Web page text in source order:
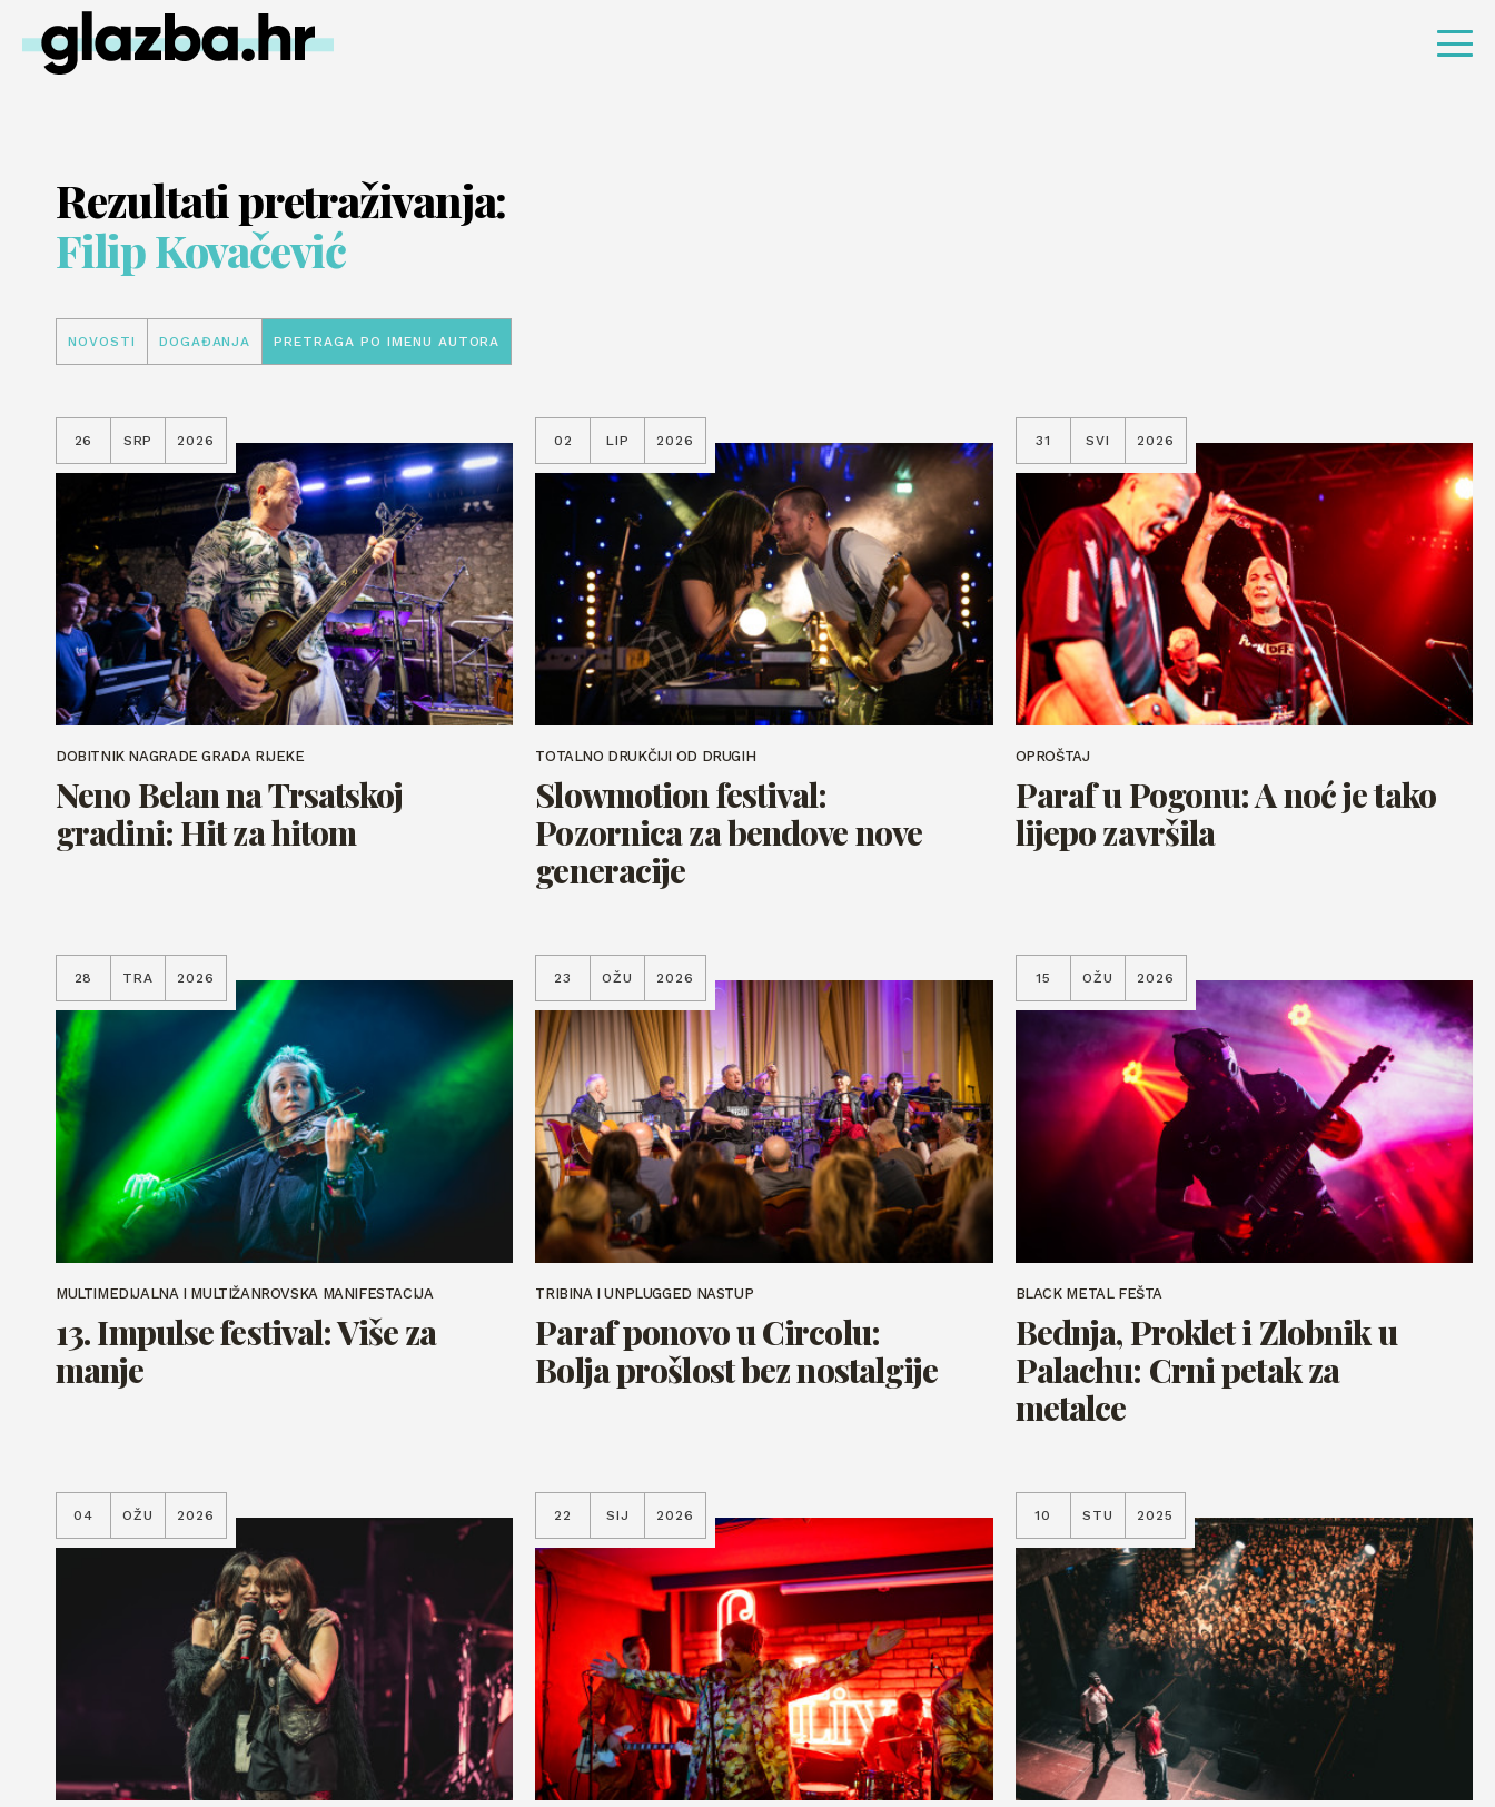
Rezultati pretraživanja:
Filip Kovačević
NOVOSTI DOGAĐANJA PRETRAGA PO IMENU AUTORA
26 SRP 2026
DOBITNIK NAGRADE GRADA RIJEKE
Neno Belan na Trsatskoj
gradini: Hit za hitom
02 LIP 2026
TOTALNO DRUKČIJI OD DRUGIH
Slowmotion festival:
Pozornica za bendove nove
generacije
31 SVI 2026
OPROŠTAJ
Paraf u Pogonu: A noć je tako
lijepo završila
28 TRA 2026
MULTIMEDIJALNA I MULTIŽANROVSKA MANIFESTACIJA
13. Impulse festival: Više za
manje
23 OŽU 2026
TRIBINA I UNPLUGGED NASTUP
Paraf ponovo u Circolu:
Bolja prošlost bez nostalgije
15 OŽU 2026
BLACK METAL FEŠTA
Bednja, Proklet i Zlobnik u
Palachu: Crni petak za
metalce
04 OŽU 2026 22 SIJ 2026 10 STU 2025